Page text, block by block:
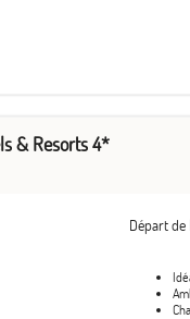
& Resorts 4*
Départ de